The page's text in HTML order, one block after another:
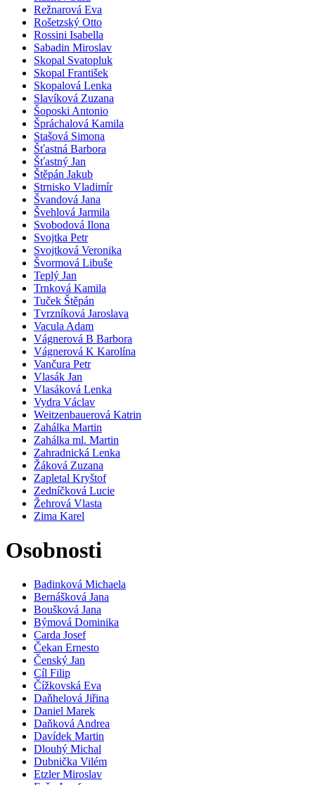
Režnarová Eva
Rošetzský Otto
Rossini Isabella
Sabadin Miroslav
Skopal Svatopluk
Skopal František
Skopalová Lenka
Slavíková Zuzana
Šoposki Antonio
Špráchalová Kamila
Stašová Simona
Šťastná Barbora
Šťastný Jan
Štěpán Jakub
Strnisko Vladimír
Švandová Jana
Švehlová Jarmila
Svobodová Ilona
Svojtka Petr
Svojtková Veronika
Švormová Libuše
Teplý Jan
Trnková Kamila
Tuček Štěpán
Tvrzníková Jaroslava
Vacula Adam
Vágnerová B Barbora
Vágnerová K Karolína
Vančura Petr
Vlasák Jan
Vlasáková Lenka
Vydra Václav
Weitzenbauerová Katrin
Zahálka Martin
Zahálka ml. Martin
Zahradnická Lenka
Žáková Zuzana
Zapletal Kryštof
Zedníčková Lucie
Žehrová Vlasta
Zima Karel
Osobnosti
Badinková Michaela
Bernášková Jana
Boušková Jana
Býmová Dominika
Carda Josef
Čekan Ernesto
Čenský Jan
Cíl Filip
Čížkovská Eva
Daňhelová Jiřina
Daniel Marek
Daňková Andrea
Davídek Martin
Dlouhý Michal
Dubnička Vilém
Etzler Miroslav